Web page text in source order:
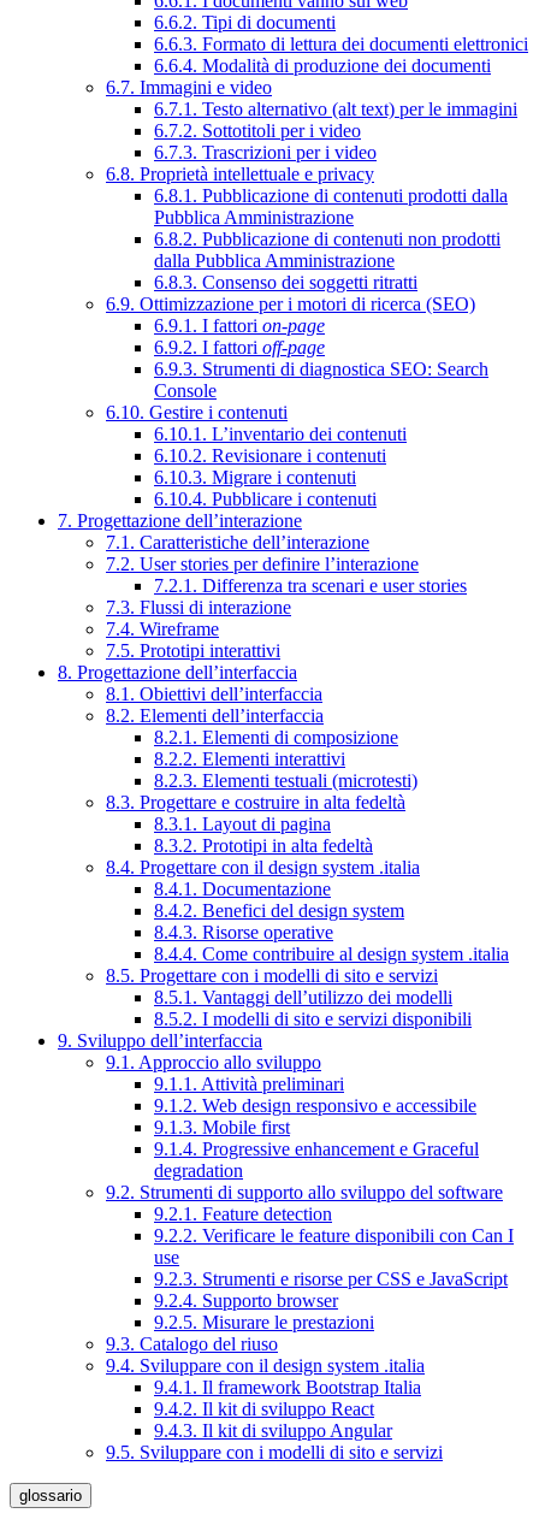
6.6.2. Tipi di documenti
6.6.3. Formato di lettura dei documenti elettronici
6.6.4. Modalità di produzione dei documenti
6.7. Immagini e video
6.7.1. Testo alternativo (alt text) per le immagini
6.7.2. Sottotitoli per i video
6.7.3. Trascrizioni per i video
6.8. Proprietà intellettuale e privacy
6.8.1. Pubblicazione di contenuti prodotti dalla
Pubblica Amministrazione
6.8.2. Pubblicazione di contenuti non prodotti
dalla Pubblica Amministrazione
6.8.3. Consenso dei soggetti ritratti
6.9. Ottimizzazione per i motori di ricerca (SEO)
6.9.1. I fattori on-page
6.9.2. I fattori off-page
6.9.3. Strumenti di diagnostica SEO: Search
Console
6.10. Gestire i contenuti
6.10.1. L’inventario dei contenuti
6.10.2. Revisionare i contenuti
6.10.3. Migrare i contenuti
6.10.4. Pubblicare i contenuti
7. Progettazione dell’interazione
7.1. Caratteristiche dell’interazione
7.2. User stories per definire l’interazione
7.2.1. Differenza tra scenari e user stories
7.3. Flussi di interazione
7.4. Wireframe
7.5. Prototipi interattivi
8. Progettazione dell’interfaccia
8.1. Obiettivi dell’interfaccia
8.2. Elementi dell’interfaccia
8.2.1. Elementi di composizione
8.2.2. Elementi interattivi
8.2.3. Elementi testuali (microtesti)
8.3. Progettare e costruire in alta fedeltà
8.3.1. Layout di pagina
8.3.2. Prototipi in alta fedeltà
8.4. Progettare con il design system .italia
8.4.1. Documentazione
8.4.2. Benefici del design system
8.4.3. Risorse operative
8.4.4. Come contribuire al design system .italia
8.5. Progettare con i modelli di sito e servizi
8.5.1. Vantaggi dell’utilizzo dei modelli
8.5.2. I modelli di sito e servizi disponibili
9. Sviluppo dell’interfaccia
9.1. Approccio allo sviluppo
9.1.1. Attività preliminari
9.1.2. Web design responsivo e accessibile
9.1.3. Mobile first
9.1.4. Progressive enhancement e Graceful
degradation
9.2. Strumenti di supporto allo sviluppo del software
9.2.1. Feature detection
9.2.2. Verificare le feature disponibili con Can I
use
9.2.3. Strumenti e risorse per CSS e JavaScript
9.2.4. Supporto browser
9.2.5. Misurare le prestazioni
9.3. Catalogo del riuso
9.4. Sviluppare con il design system .italia
9.4.1. Il framework Bootstrap Italia
9.4.2. Il kit di sviluppo React
9.4.3. Il kit di sviluppo Angular
9.5. Sviluppare con i modelli di sito e servizi
glossario